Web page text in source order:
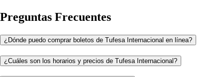
Preguntas Frecuentes
¿Dónde puedo comprar boletos de Tufesa Internacional en línea?
¿Cuáles son los horarios y precios de Tufesa Internacional?